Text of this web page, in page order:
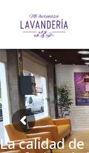
La calidad